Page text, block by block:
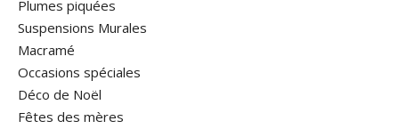
Plumes piquées
Suspensions Murales
Macramé
Occasions spéciales
Déco de Noël
Fêtes des mères